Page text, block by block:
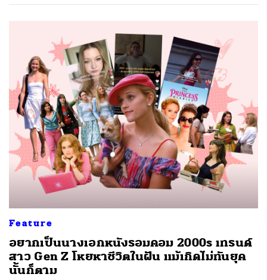
Feature
อยากเป็นนางเอกหนังรอมคอม 2000s เทรนด์
สาว Gen Z โหยหาชีวิตในฝัน แม้เกิดไม่ทันยุค
นั้นก็ตาม